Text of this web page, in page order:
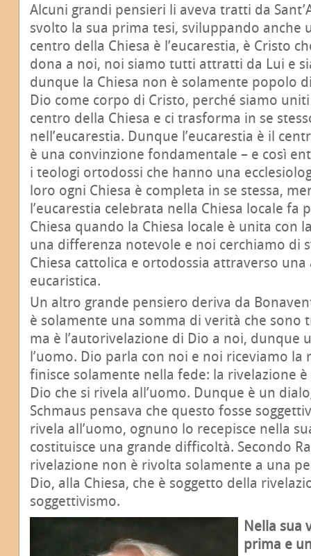
Alcuni grandi pensieri li aveva tratti da
svolto la sua prima tesi, sviluppando anche
centro della Chiesa è l’eucarestia, è Cristo
dona a noi, noi siamo tutti attratti da Lui e
dunque la Chiesa non è solamente popolo
Dio come corpo di Cristo, perché siamo
centro della Chiesa e ci trasforma in se
nell’eucarestia. Dunque l’eucarestia è il
è una convinzione fondamentale – e così
i teologi ortodossi che hanno una
loro ogni Chiesa è completa in se stessa,
l’eucarestia celebrata nella Chiesa locale fa
Chiesa quando la Chiesa locale è unita con
una differenza notevole e noi cerchiamo di
Chiesa cattolica e ortodossia attraverso
eucaristica.
Un altro grande pensiero deriva da
è solamente una somma di verità che sono
ma è l’autorivelazione di Dio a noi, dunque
l’uomo. Dio parla con noi e noi riceviamo la
finisce solamente nella fede: la rivelazione
Dio che si rivela all’uomo. Dunque è un
Schmaus pensava che questo fosse
rivela all’uomo, ognuno lo recepisce nella
costituisce una grande difficoltà. Secondo
rivelazione non è rivolta solamente a una
Dio, alla Chiesa, che è soggetto della
soggettivismo.
Nella sua
prima e